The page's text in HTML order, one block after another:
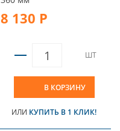
8 130 Р
ШТ
В КОРЗИНУ
ИЛИ КУПИТЬ В 1 КЛИК!